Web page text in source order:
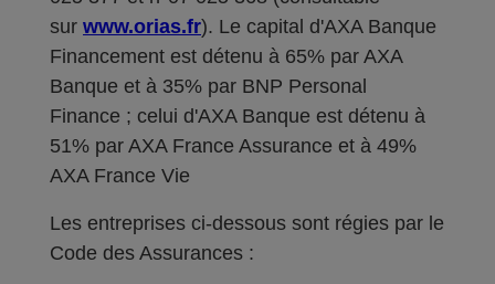
sur www.orias.fr). Le capital d'AXA Banque
Financement est détenu à 65% par AXA
Banque et à 35% par BNP Personal
Finance ; celui d'AXA Banque est détenu à
51% par AXA France Assurance et à 49%
AXA France Vie
Les entreprises ci-dessous sont régies par le
Code des Assurances :